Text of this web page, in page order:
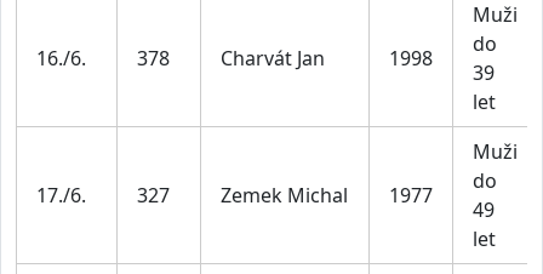
16./6. 378 Charvát Jan 1998
Muži
do
39
let
17./6. 327 Zemek Michal 1977
Muži
do
49
let